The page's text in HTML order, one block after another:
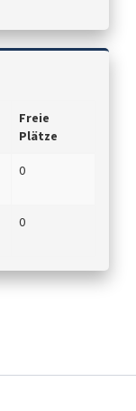
Freie
Plätze
0
0